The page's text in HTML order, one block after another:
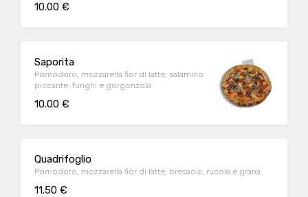
10.00 €
Saporita
Pomodoro, mozzarella fior di latte, salamino
piccante, funghi e gorgonzola
10.00 €
Quadrifoglio
Pomodoro, mozzarella fior di latte, bresaola, rucola e grana
11.50 €